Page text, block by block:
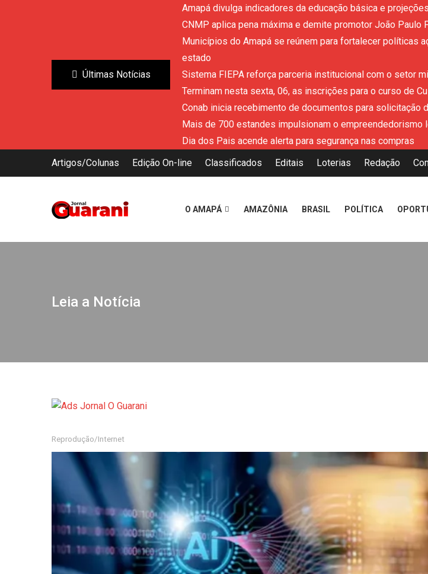
Últimas Notícias
Amapá divulga indicadores da educação básica e
CNMP aplica pena máxima e demite promotor João Paulo
Municípios do Amapá se reúnem para fortalecer políticas
estado
Sistema FIEPA reforça parceria institucional com o setor
Terminam nesta sexta, 06, as inscrições para o curso de
Conab inicia recebimento de documentos para solicitação
Mais de 700 estandes impulsionam o empreendedorismo
Dia dos Pais acende alerta para segurança nas compras
Artigos/Colunas
Edição On-line Classificados Editais Loterias Redação
O AMAPÁ AMAZÔNIA BRASIL POLÍTICA
Leia a Notícia
Reprodução/Internet